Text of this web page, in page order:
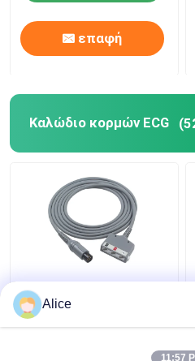
επαφή
Καλώδιο κορμών ECG
Βιοϊατρικό καλώδιο
590317 καλώδιο 3
κορμών συστημάτων
Alice
11:57